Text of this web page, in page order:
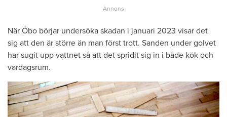
När Öbo börjar undersöka skadan i januari 2023 visar det
sig att den är större än man först trott. Sanden under golvet
har sugit upp vattnet så att det spridit sig in i både kök och
vardagsrum.